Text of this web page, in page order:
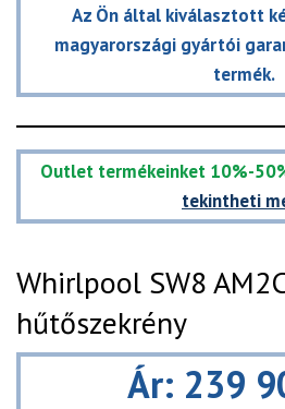
Az Ön által kiválasztott
magyarországi gyártói
termék.
Outlet termékeinket 10%-
tekintheti
Whirlpool SW8
hűtőszekrény
Ár: 239